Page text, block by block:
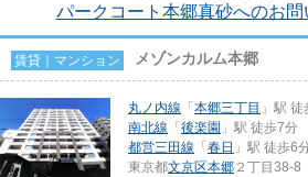
パークコート本郷真砂へのお
賃貸｜マンション メゾンカルム本郷
丸ノ内線 「 本郷三丁目 」駅
南北線 「 後楽園 」駅 徒歩7分
都営三田線 「 春日 」駅 徒歩6
東京都文京区本郷 ２丁目38-8